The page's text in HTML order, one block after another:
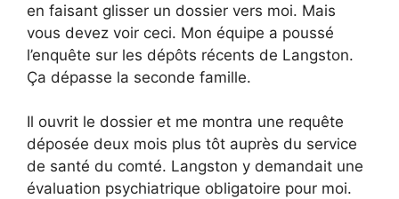
en faisant glisser un dossier vers moi. Mais
vous devez voir ceci. Mon équipe a poussé
l’enquête sur les dépôts récents de Langston.
Ça dépasse la seconde famille.
Il ouvrit le dossier et me montra une requête
déposée deux mois plus tôt auprès du service
de santé du comté. Langston y demandait une
évaluation psychiatrique obligatoire pour moi.